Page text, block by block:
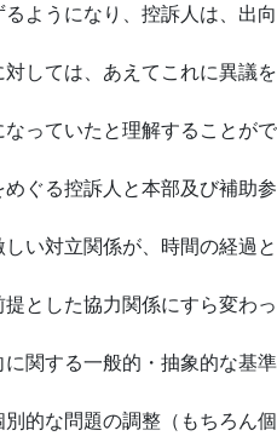
ようになり、控訴人は、出向
しては、あえてこれに異議を
っていたと理解することがで
ぐる控訴人と本部及び補助参
い対立関係が、時間の経過と
とした協力関係にすら変わっ
関する一般的・抽象的な基準
的な問題の調整（もちろん個